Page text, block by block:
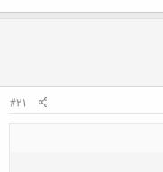
#21